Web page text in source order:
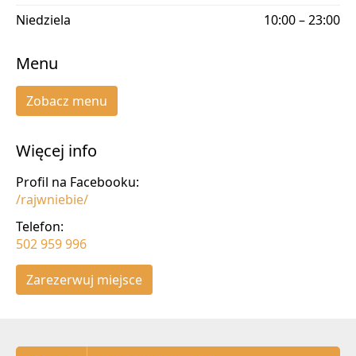
Niedziela
10:00 – 23:00
Menu
Zobacz menu
Więcej info
Profil na Facebooku:
/rajwniebie/
Telefon:
502 959 996
Zarezerwuj miejsce